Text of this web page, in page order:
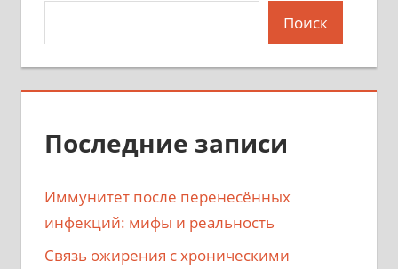
Поиск
Последние записи
Иммунитет после перенесённых
инфекций: мифы и реальность
Связь ожирения с хроническими